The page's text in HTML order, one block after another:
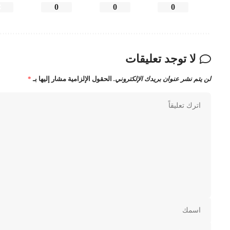
0
0
0
لا توجد تعليقات
لن يتم نشر عنوان بريدك الإلكتروني. الحقول الإلزامية مشار إليها بـ *